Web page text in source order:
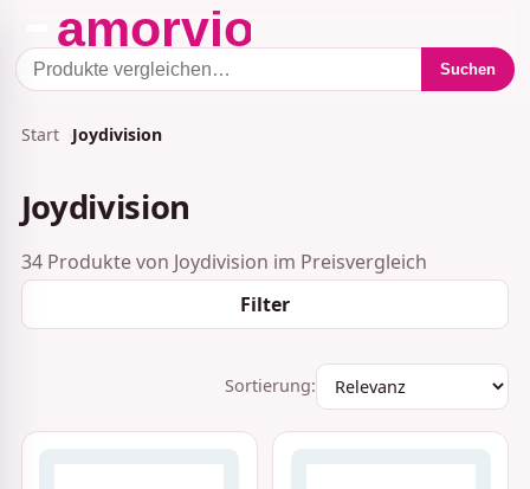
Suchen
Start Joydivision
Joydivision
34 Produkte von Joydivision im Preisvergleich
Filter
Sortierung: